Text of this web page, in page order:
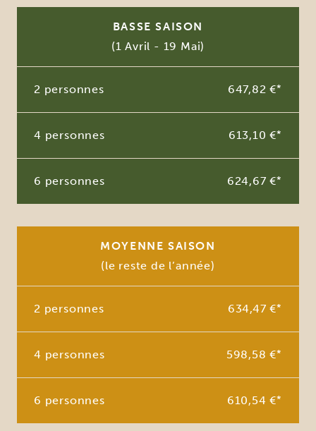
BASSE SAISON
(1 Avril - 19 Mai)
2 personnes 647,82 €*
4 personnes 613,10 €*
6 personnes 624,67 €*
MOYENNE SAISON
(le reste de l’année)
2 personnes 634,47 €*
4 personnes 598,58 €*
6 personnes 610,54 €*